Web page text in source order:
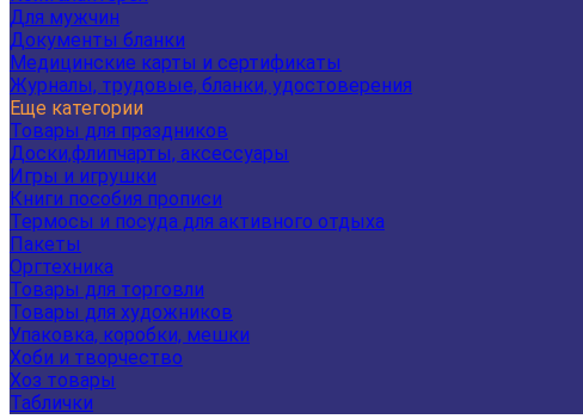
Для мужчин
Документы бланки
Медицинские карты и сертификаты
Журналы, трудовые, бланки, удостоверения
Еще категории
Товары для праздников
Доски,флипчарты, аксессуары
Игры и игрушки
Книги пособия прописи
Термосы и посуда для активного отдыха
Пакеты
Оргтехника
Товары для торговли
Товары для художников
Упаковка, коробки, мешки
Хоби и творчество
Хоз товары
Таблички